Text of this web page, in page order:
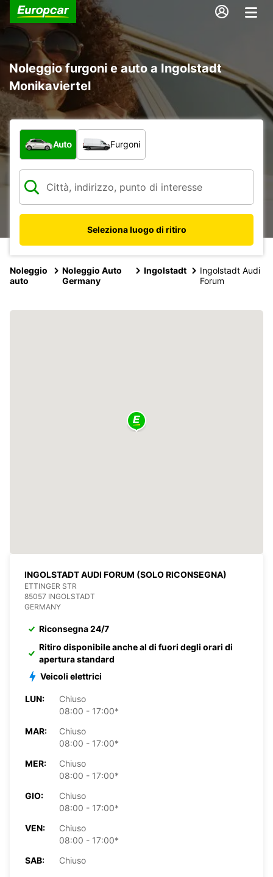
Noleggio furgoni e auto a Ingolstadt
Monikaviertel
Scegli la tipologia di veicolo:
Auto Furgoni
Seleziona luogo di ritiro
Noleggio
auto
Noleggio Auto
Germany
Ingolstadt
Ingolstadt Audi
Forum
INGOLSTADT AUDI FORUM (SOLO RICONSEGNA)
ETTINGER STR
85057 INGOLSTADT
GERMANY
Riconsegna 24/7
Ritiro disponibile anche al di fuori degli orari di
apertura standard
Veicoli elettrici
LUN:
Chiuso
08:00 - 17:00*
MAR:
Chiuso
08:00 - 17:00*
MER:
Chiuso
08:00 - 17:00*
GIO:
Chiuso
08:00 - 17:00*
VEN:
Chiuso
08:00 - 17:00*
SAB:
Chiuso